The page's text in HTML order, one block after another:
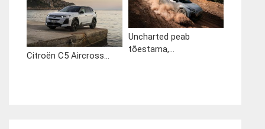
Citroën C5 Aircross...
Uncharted peab
tõestama,...